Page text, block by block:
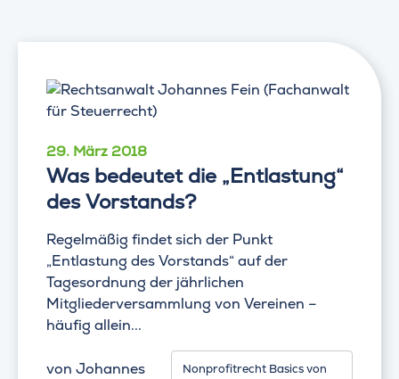
29. März 2018
Was bedeutet die „Entlastung“
des Vorstands?
Regelmäßig findet sich der Punkt
„Entlastung des Vorstands“ auf der
Tagesordnung der jährlichen
Mitgliederversammlung von Vereinen –
häufig allein...
von Johannes
Nonprofitrecht Basics von